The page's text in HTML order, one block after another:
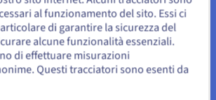
are running outdated
are running outdated
la tua localizzazione sia
da Stati Uniti, è necessario accedere al
creare un account.
al funzionamento del sito. Essi ci
di garantire la sicurezza del
alcune funzionalità essenziali.
di effettuare misurazioni
Questi tracciatori sono esenti da